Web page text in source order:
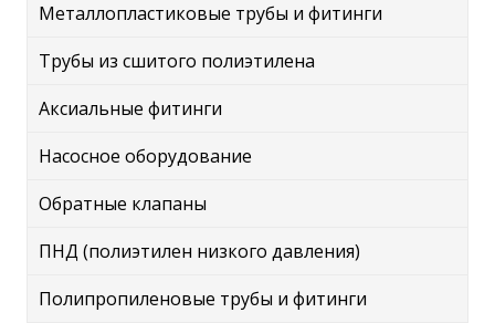
Металлопластиковые трубы и фитинги
Трубы из сшитого полиэтилена
Аксиальные фитинги
Насосное оборудование
Обратные клапаны
ПНД (полиэтилен низкого давления)
Полипропиленовые трубы и фитинги